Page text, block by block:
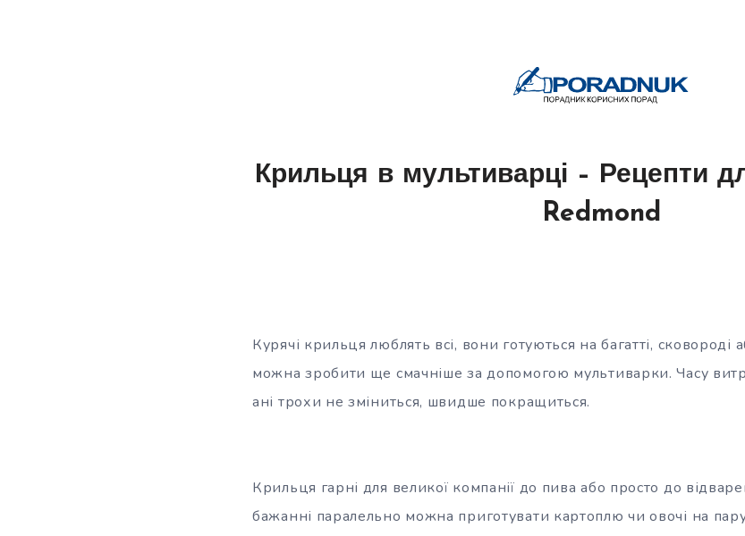
Крильця в мультиварці – Рецепти
Redmond
Курячі крильця люблять всі, вони готуються на багатті, сковороді
можна зробити ще смачніше за допомогою мультиварки. Часу
ані трохи не зміниться, швидше покращиться.
Крильця гарні для великої компанії до пива або просто до
бажанні паралельно можна приготувати картоплю чи овочі на